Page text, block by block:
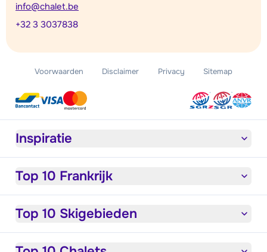
info@chalet.be
+32 3 3037838
Voorwaarden Disclaimer Privacy Sitemap
Inspiratie
Top 10 Frankrijk
Top 10 Skigebieden